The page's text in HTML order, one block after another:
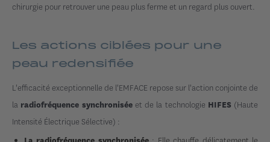
chirurgie pour retrouver une peau plus ferme et un regard plus ouvert.
Les actions ciblées pour une
peau redensifiée
L'efficacité exceptionnelle de l'EMFACE repose sur l'action conjointe de
la radiofréquence synchroniséeet de la technologie HIFES (Haute
Intensité Électrique Sélective) :